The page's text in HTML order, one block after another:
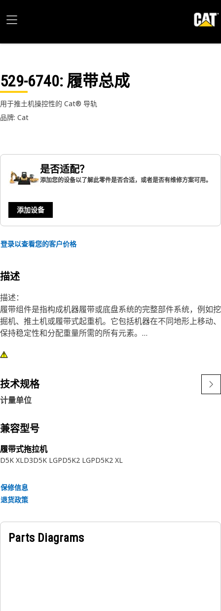
529-6740: 履带总成
用于推土机操控性的 Cat® 导轨
品牌: Cat
是否适配？
添加您的设备以了解此零件是否合适，或者是否有维修方案可用。
添加设备
登录以查看您的客户价格
描述
描述：
履带组件是指构成机器履带或底盘系统的完整部件系统，例如挖
掘机、推土机或履带式起重机。它包括机器在不同地形上移动、
保持稳定性和分配重量所需的所有元素。
特点：
• 该单元由轨道板、轨道连接、轨道螺母和履带螺栓组成。
应用：
D5K 和 D5K2 履带式拖拉机。
技术规格
计量单位
兼容型号
履带式拖拉机
D5K XLD3D5K LGPD5K2 LGPD5K2 XL
保修信息
退货政策
Parts Diagrams